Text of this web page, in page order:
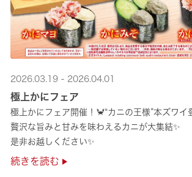
2026.03.19 - 2026.04.01
極上かにフェア
極上かにフェア開催！🦀“カニの王様”本ズワイ
贅沢な旨みと甘みを味わえるカニが大集結✨
是非お越しください✨
続きを読む